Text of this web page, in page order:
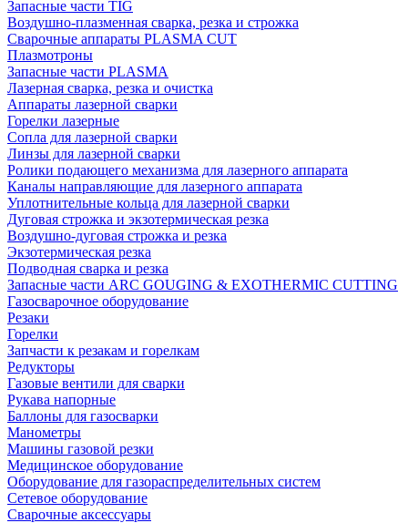
Запасные части TIG
Воздушно-плазменная сварка, резка и строжка
Сварочные аппараты PLASMA CUT
Плазмотроны
Запасные части PLASMA
Лазерная сварка, резка и очистка
Аппараты лазерной сварки
Горелки лазерные
Сопла для лазерной сварки
Линзы для лазерной сварки
Ролики подающего механизма для лазерного аппарата
Каналы направляющие для лазерного аппарата
Уплотнительные кольца для лазерной сварки
Дуговая строжка и экзотермическая резка
Воздушно-дуговая строжка и резка
Экзотермическая резка
Подводная сварка и резка
Запасные части ARC GOUGING & EXOTHERMIC CUTTING
Газосварочное оборудование
Резаки
Горелки
Запчасти к резакам и горелкам
Редукторы
Газовые вентили для сварки
Рукава напорные
Баллоны для газосварки
Манометры
Машины газовой резки
Медицинское оборудование
Оборудование для газораспределительных систем
Сетевое оборудование
Сварочные аксессуары